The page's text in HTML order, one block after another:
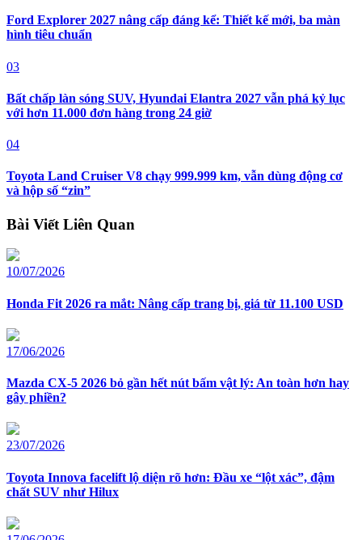
Ford Explorer 2027 nâng cấp đáng kể: Thiết kế mới, ba màn
hình tiêu chuẩn
03
Bất chấp làn sóng SUV, Hyundai Elantra 2027 vẫn phá kỷ lục
với hơn 11.000 đơn hàng trong 24 giờ
04
Toyota Land Cruiser V8 chạy 999.999 km, vẫn dùng động cơ
và hộp số “zin”
Bài Viết Liên Quan
10/07/2026
Honda Fit 2026 ra mắt: Nâng cấp trang bị, giá từ 11.100 USD
17/06/2026
Mazda CX-5 2026 bỏ gần hết nút bấm vật lý: An toàn hơn hay
gây phiền?
23/07/2026
Toyota Innova facelift lộ diện rõ hơn: Đầu xe “lột xác”, đậm
chất SUV như Hilux